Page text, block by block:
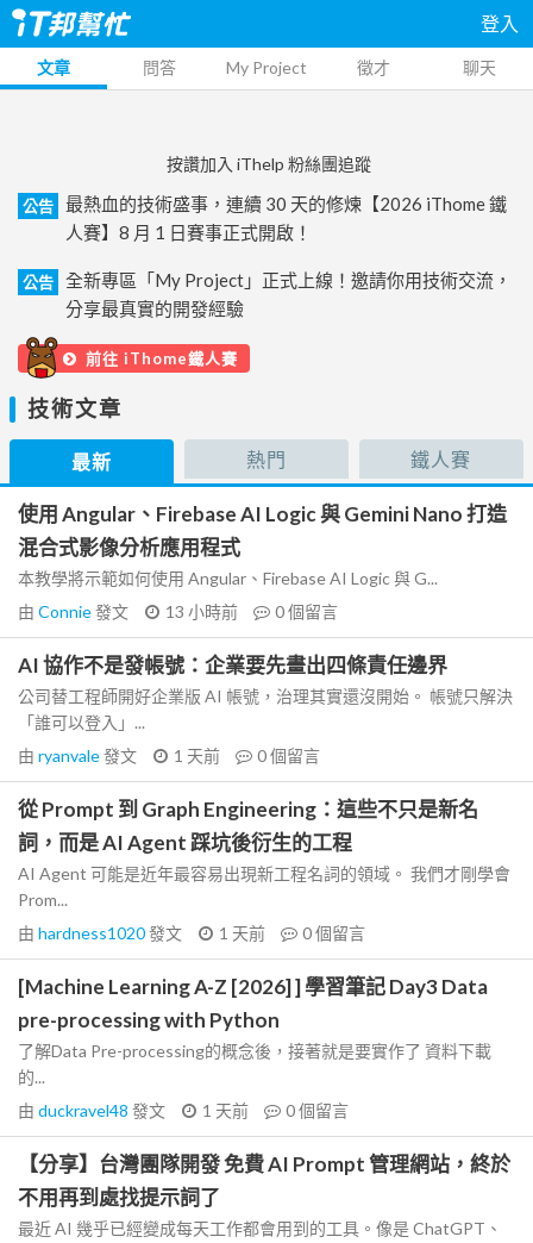
登入
文章 問答 My Project 徵才 聊天
按讚加入 iThelp 粉絲團追蹤
公告
最熱血的技術盛事，連續 30 天的修煉【2026 iThome 鐵
人賽】8 月 1 日賽事正式開啟！
公告
全新專區「My Project」正式上線！邀請你用技術交流，
分享最真實的開發經驗
前往 iThome鐵人賽
技術文章
最新 熱門 鐵人賽
使用 Angular、Firebase AI Logic 與 Gemini Nano 打造
混合式影像分析應用程式
本教學將示範如何使用 Angular、Firebase AI Logic 與 G...
由 Connie發文 13 小時前 0個留言
AI 協作不是發帳號：企業要先畫出四條責任邊界
公司替工程師開好企業版 AI 帳號，治理其實還沒開始。 帳號只解決
「誰可以登入」...
由 ryanvale發文 1 天前 0個留言
從 Prompt 到 Graph Engineering：這些不只是新名
詞，而是 AI Agent 踩坑後衍生的工程
AI Agent 可能是近年最容易出現新工程名詞的領域。 我們才剛學會
Prom...
由 hardness1020發文 1 天前 0個留言
[Machine Learning A-Z [2026] ] 學習筆記 Day3 Data
pre-processing with Python
了解Data Pre-processing的概念後，接著就是要實作了 資料下載
的...
由 duckravel48 發文 1 天前 0個留言
【分享】台灣團隊開發 免費 AI Prompt 管理網站，終於
不用再到處找提示詞了
最近 AI 幾乎已經變成每天工作都會用到的工具。像是 ChatGPT、